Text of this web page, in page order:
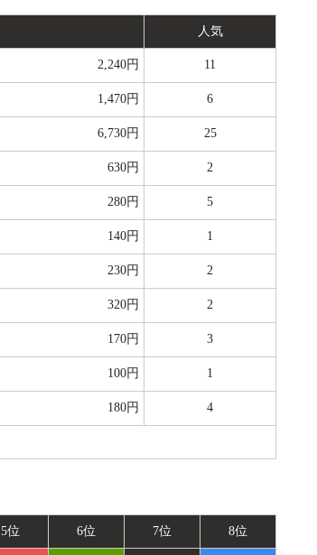
人気
2,240円 11
1,470円 6
6,730円 25
630円 2
280円 5
140円 1
230円 2
320円 2
170円 3
100円 1
180円 4
5位 6位 7位 8位